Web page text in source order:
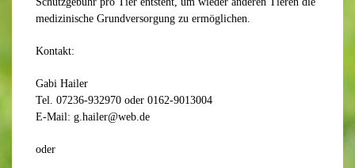
medizinische Grundversorgung zu ermöglichen.
Kontakt:
Gabi Hailer
Tel. 07236-932970 oder 0162-9013004
E-Mail: g.hailer@web.de
oder